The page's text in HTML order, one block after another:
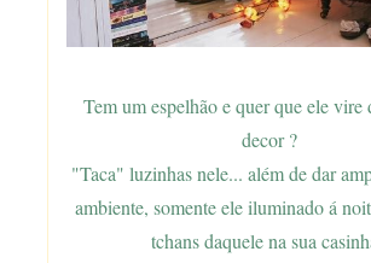
Tem um espelhão e quer que ele vire
decor ?
"Taca" luzinhas nele... além de dar
ambiente, somente ele iluminado á
tchans daquele na sua